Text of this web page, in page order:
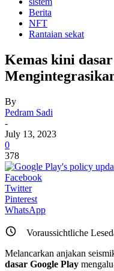
Berita
NFT
Rantaian sekat
Kemas kini
By
Pedram Sadi
-
July 13, 2023
0
378
Facebook
Twitter
Pinterest
WhatsApp
Voraussichtliche
Melancarkan anjakan
dasar Google Play